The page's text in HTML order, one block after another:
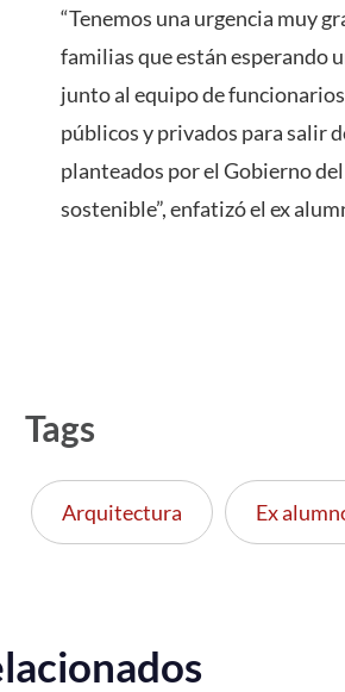
“Tenemos una urgencia muy
familias que están esperando
junto al equipo de
públicos y privados para salir
planteados por el Gobierno
sostenible”, enfatizó el ex
Tags
Arquitectura Ex